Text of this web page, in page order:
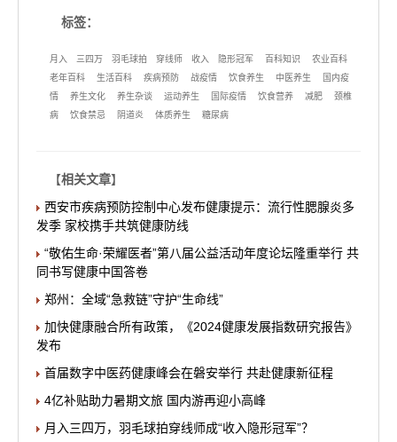
标签：
月入 三四万 羽毛球拍 穿线师 收入 隐形冠军 百科知识
农业百科
老年百科
生活百科 疾病预防 战疫情 饮食养生 中医养生
国内疫
情
养生文化 养生杂谈 运动养生 国际疫情 饮食营养 减肥
颈椎
病
饮食禁忌 阴道炎 体质养生 糖尿病
【相关文章】
西安市疾病预防控制中心发布健康提示：流行性腮腺炎多
发季 家校携手共筑健康防线
“敬佑生命·荣耀医者”第八届公益活动年度论坛隆重举行 共
同书写健康中国答卷
郑州：全域“急救链”守护“生命线”
加快健康融合所有政策，《2024健康发展指数研究报告》
发布
首届数字中医药健康峰会在磐安举行 共赴健康新征程
4亿补贴助力暑期文旅 国内游再迎小高峰
月入三四万，羽毛球拍穿线师成“收入隐形冠军”？